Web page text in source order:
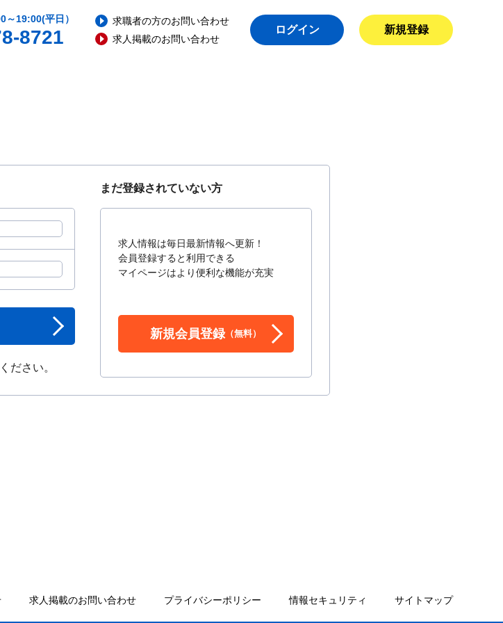
～19:00(平日）
8721
求職者の方のお問い合わせ
求人掲載のお問い合わせ
ログイン 新規登録
ださい。
まだ登録されていない方
求人情報は毎日最新情報へ更新！
会員登録すると利用できる
マイページはより便利な機能が充実
新規会員登録（無料）
求人掲載のお問い合わせ プライバシーポリシー 情報セキュリティ サイトマップ